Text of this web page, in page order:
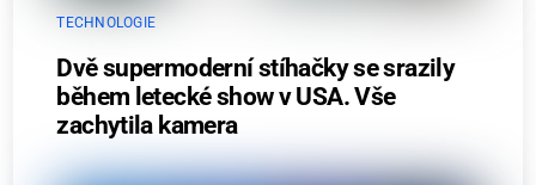
TECHNOLOGIE
Dvě supermoderní stíhačky se srazily
během letecké show v USA. Vše
zachytila kamera